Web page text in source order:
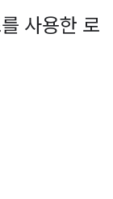
사용한 로